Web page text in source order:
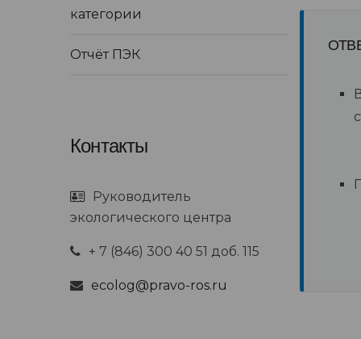
категории
Отчёт ПЭК
Контакты
Руководитель
экологического центра
+ 7 (846) 300 40 51 доб. 115
ecolog@pravo-ros.ru